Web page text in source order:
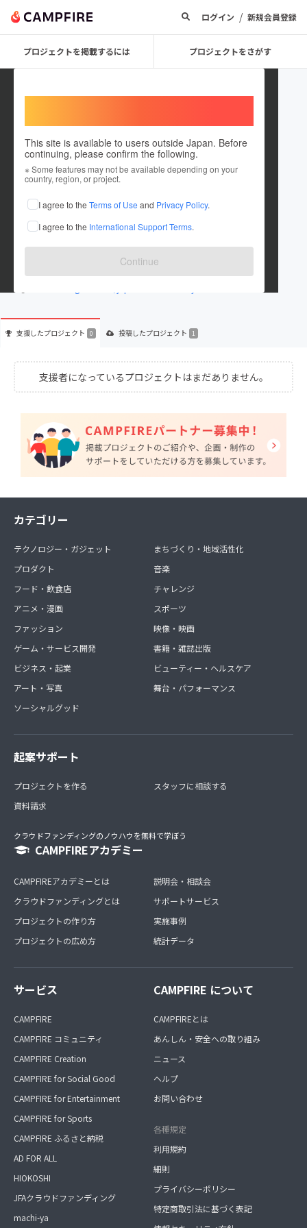
ログイン / 新規会員登録
プロジェクトを掲載するには プロジェクトをさがす
This site is available to users outside Japan. Before
continuing, please confirm the following.
※ Some features may not be available depending on your
country, region, or project.
I agree to the Terms of Use and Privacy Policy.
I agree to the International Support Terms.
Continue
astroboshin
これまでに1件のプロジェクトを投稿しています
在住国：日本 現在地：東京都
出身国：日本 出身地：未設定
支援したプロジェクト 0 投稿したプロジェクト 1
支援者になっているプロジェクトはまだありません。
カテゴリー
テクノロジー・ガジェット
プロダクト
フード・飲食店
アニメ・漫画
ファッション
ゲーム・サービス開発
ビジネス・起業
アート・写真
ソーシャルグッド
まちづくり・地域活性化
音楽
チャレンジ
スポーツ
映像・映画
書籍・雑誌出版
ビューティー・ヘルスケア
舞台・パフォーマンス
起案サポート
プロジェクトを作る
資料請求
スタッフに相談する
クラウドファンディングのノウハウを無料で学ぼう
CAMPFIREアカデミー
CAMPFIREアカデミーとは
クラウドファンディングとは
プロジェクトの作り方
プロジェクトの広め方
説明会・相談会
サポートサービス
実施事例
統計データ
サービス
CAMPFIRE
CAMPFIRE コミュニティ
CAMPFIRE Creation
CAMPFIRE for Social Good
CAMPFIRE for Entertainment
CAMPFIRE for Sports
CAMPFIRE ふるさと納税
AD FOR ALL
HIOKOSHI
JFAクラウドファンディング
machi-ya
CAMPFIRE について
CAMPFIREとは
あんしん・安全への取り組み
ニュース
ヘルプ
お問い合わせ
各種規定
利用規約
細則
プライバシーポリシー
特定商取引法に基づく表記